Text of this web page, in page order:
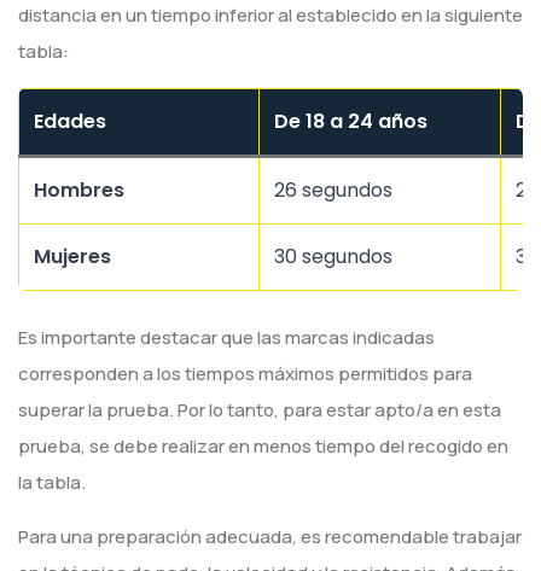
distancia en un tiempo inferior al establecido en la siguiente
tabla:
Edades De 18 a 24 años
Hombres 26 segundos
Mujeres 30 segundos
Es importante destacar que las marcas indicadas
corresponden a los tiempos máximos permitidos para
superar la prueba. Por lo tanto, para estar apto/a en esta
prueba, se debe realizar en menos tiempo del recogido en
la tabla.
Para una preparación adecuada, es recomendable trabajar